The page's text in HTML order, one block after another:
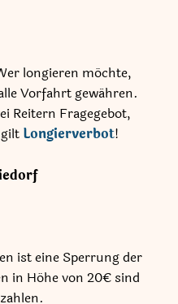
longieren möchte,
Vorfahrt gewähren.
Reitern Fragegebot,
Longierverbot!
ist eine Sperrung der
in Höhe von 20€ sind